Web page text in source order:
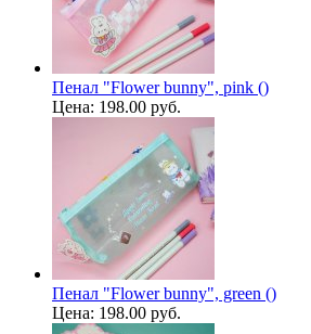
Пенал "Flower bunny", pink ()
Цена: 198.00 руб.
Пенал "Flower bunny", green ()
Цена: 198.00 руб.